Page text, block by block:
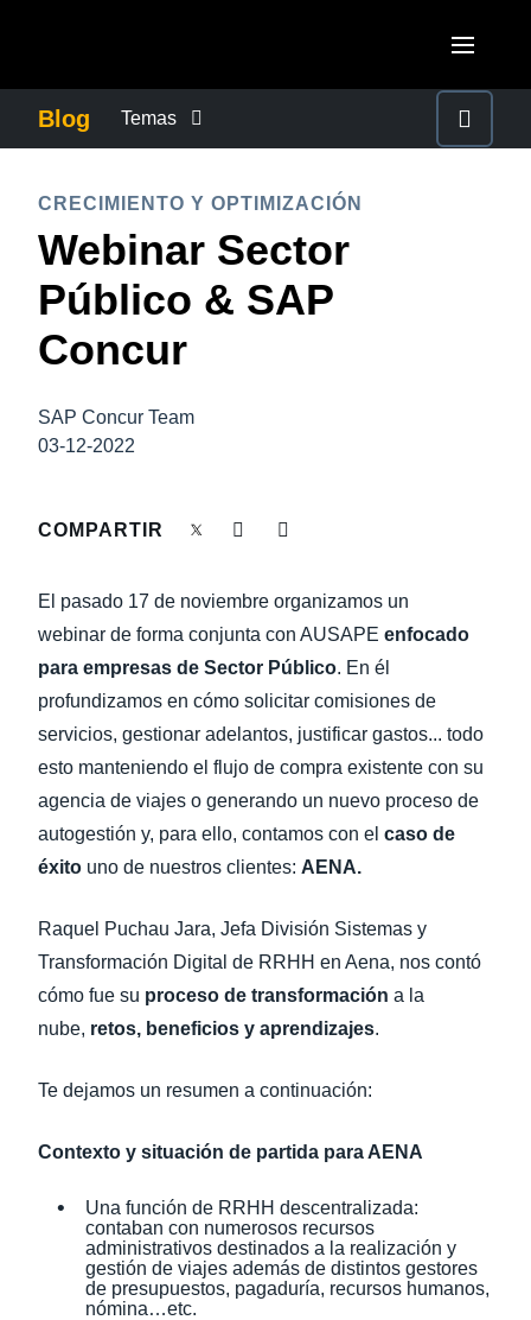
Canada (Français)
México (Español)
United Kingdom (English)
France (Français)
Belgium (English)
España (Español)
Norway (English)
ASIA PACIFIC
Australia (English)
Blog Temas
CRECIMIENTO Y OPTIMIZACIÓN
DUTY OF CARE
LA CONTINUIDAD DEL NEGOCIO
NOVEDADES DE LA EMPRESA
TRAVEL AND EXPENSE
CRECIMIENTO Y OPTIMIZACIÓN
Webinar Sector
Público & SAP
Concur
SAP Concur Team
03-12-2022
COMPARTIR
​El pasado 17 de noviembre organizamos un
webinar de forma conjunta con AUSAPE enfocado
para empresas de Sector Público. En él
profundizamos en cómo solicitar comisiones de
servicios, gestionar adelantos, justificar gastos... todo
esto manteniendo el flujo de compra existente con su
agencia de viajes o generando un nuevo proceso de
autogestión y, para ello, contamos con el caso de
éxito uno de nuestros clientes: AENA.
Raquel Puchau Jara, Jefa División Sistemas y
Transformación Digital de RRHH en Aena, nos contó
cómo fue su proceso de transformación a la
nube, retos, beneficios y aprendizajes.
Te dejamos un resumen a continuación:
Contexto y situación de partida para AENA
Una función de RRHH descentralizada:
contaban con numerosos recursos
administrativos destinados a la realización y
gestión de viajes además de distintos gestores
de presupuestos, pagaduría, recursos humanos,
nómina…etc.